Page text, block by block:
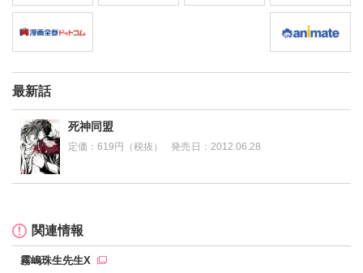
最新話
死神同盟
定価：619円（税抜） 発売日： 2012.06.28
関連情報
霧嶋珠生先生X